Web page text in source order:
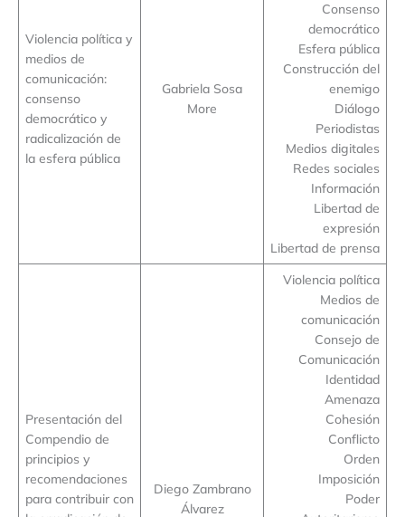
Violencia política y
medios de
comunicación:
consenso
democrático y
radicalización de
la esfera pública
Gabriela Sosa
More
Consenso
democrático
Esfera pública
Construcción del
enemigo
Diálogo
Periodistas
Medios digitales
Redes sociales
Información
Libertad de
expresión
Libertad de prensa
Presentación del
Compendio de
principios y
recomendaciones
para contribuir con
Diego Zambrano
Álvarez
Violencia política
Medios de
comunicación
Consejo de
Comunicación
Identidad
Amenaza
Cohesión
Conflicto
Orden
Imposición
Poder